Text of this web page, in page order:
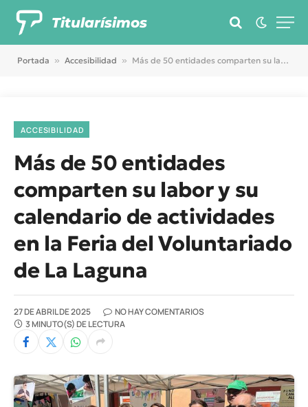
Titularísimos
Portada » Accesibilidad » Más de 50 entidades comparten su labor y su calendario de actividades en la Feria del Voluntariado de La Laguna
ACCESIBILIDAD
Más de 50 entidades
comparten su labor y su
calendario de actividades
en la Feria del Voluntariado
de La Laguna
27 DE ABRIL DE 2025
NO HAY COMENTARIOS
3 MINUTO(S) DE LECTURA